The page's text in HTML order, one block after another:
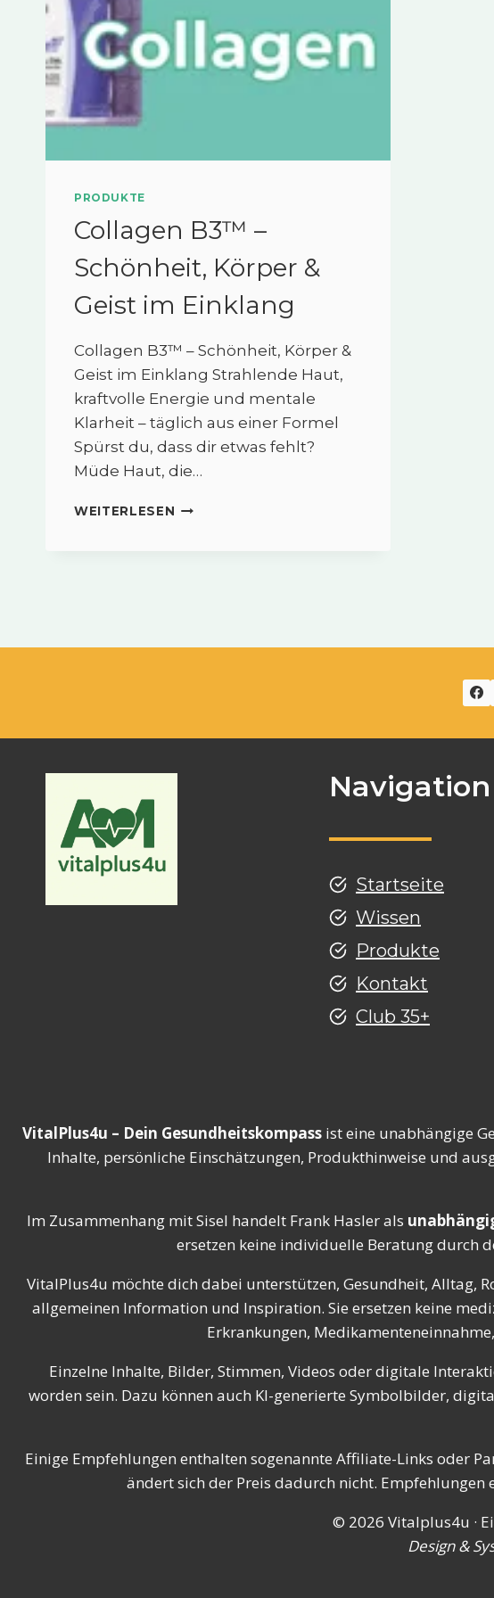
PRODUKTE
Collagen B3™ –
Schönheit, Körper &
Geist im Einklang
Collagen B3™ – Schönheit, Körper &
Geist im Einklang Strahlende Haut,
kraftvolle Energie und mentale
Klarheit – täglich aus einer Formel
Spürst du, dass dir etwas fehlt?
Müde Haut, die…
WEITERLESEN COLLAGEN
Navigation
Startseite
Wissen
Produkte
Kontakt
Club 35+
VitalPlus4u – Dein Gesundheitskompassist eine unabhängige
Inhalte, persönliche Einschätzungen, Produkthinweise und
Im Zusammenhang mit Sisel handelt Frank Hasler als
ersetzen keine individuelle Beratung durch
VitalPlus4u möchte dich dabei unterstützen, Gesundheit, Alltag,
allgemeinen Information und Inspiration. Sie ersetzen keine
Erkrankungen,
Einzelne Inhalte, Bilder, Stimmen, Videos oder digitale
worden sein. Dazu können auch KI-generierte Symbolbilder,
Einige Empfehlungen enthalten sogenannte Affiliate-Links oder
ändert sich der Preis dadurch nicht.
© 2026 Vitalplus4u ·
Design &